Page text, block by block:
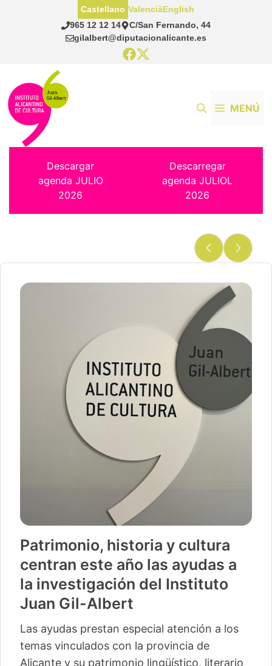
965 12 12 14
C/San Fernando, 44
gilalbert@diputacionalicante.es
Castellano ValenciàEnglish
MENÚ
Descargar
agenda JULIO
2026
Descarregar
agenda JULIOL
2026
Patrimonio, historia y cultura
centran este año las ayudas a
la investigación del Instituto
Juan Gil-Albert
Las ayudas prestan especial atención a los
temas vinculados con la provincia de
Alicante y su patrimonio lingüístico, literario